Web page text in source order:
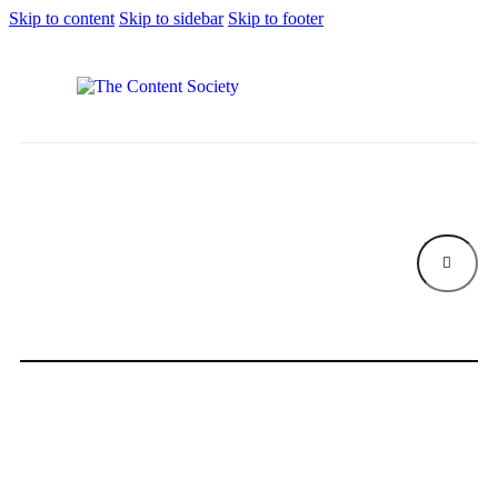
Skip to content Skip to sidebar Skip to footer